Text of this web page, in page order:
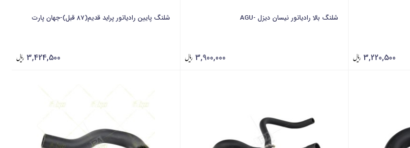
3,220,500
شلنگ بالا رادیاتور نیسان دیزل -AGU
3,900,000
شلنگ پایین رادیاتور پراید قدیم(87 قبل)-جهان پارت
3,424,500